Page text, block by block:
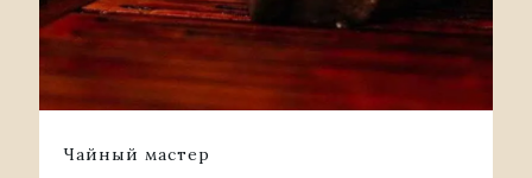
Чайный мастер